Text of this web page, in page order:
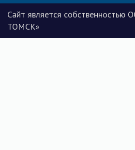
Сайт является
ТОМСК»